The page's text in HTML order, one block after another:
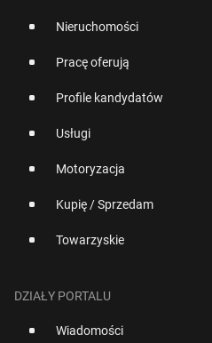
Nieruchomości
Pracę oferują
Profile kandydatów
Usługi
Motoryzacja
Kupię / Sprzedam
Towarzyskie
DZIAŁY PORTALU
Wiadomości